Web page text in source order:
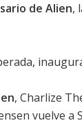
de Alien,
, Charlize
vuelve a